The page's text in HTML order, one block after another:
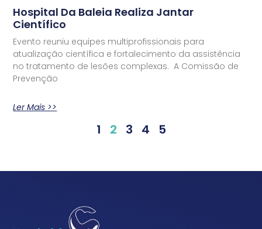
Hospital Da Baleia Realiza Jantar
Científico
Evento reuniu equipes multiprofissionais para
atualização científica e fortalecimento da assistência
no tratamento de lesões complexas. A Comissão de
Prevenção
Ler Mais >>
1 2 3 4 5